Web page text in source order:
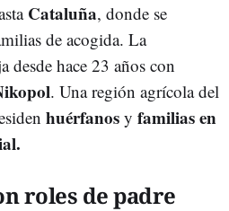
Cataluña, donde se
de acogida. La
desde hace 23 años con
. Una región agrícola del
huérfanos y familias en
roles de padre